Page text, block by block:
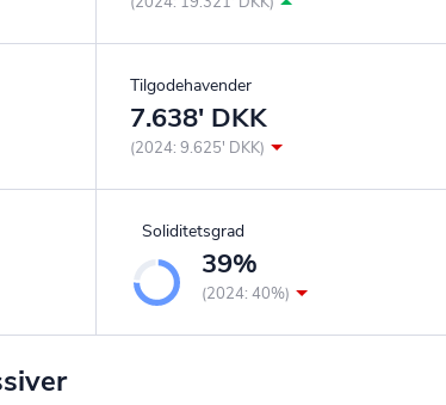
Tilgodehavender
7.638' DKK
(2024: 9.625' DKK)
Soliditetsgrad
39%
(2024: 40%)